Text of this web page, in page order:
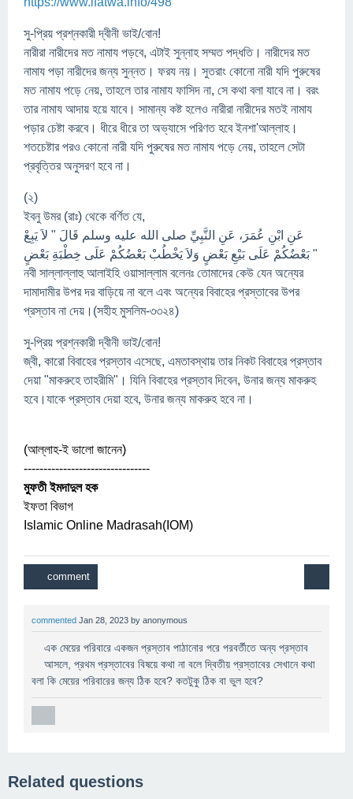
সু-প্রিয় প্রশ্নকারী দ্বীনী ভাই/বোন!
নারীরা নারীদের মত নামায পড়বে, এটাই সুন্নাহ সম্মত পদ্ধতি। নারীদের মত
নামায পড়া নারীদের জন্য সুন্নত। ফরয নয়। সুতরাং কোনো নারী যদি পুরুষের
মত নামায পড়ে নেয়, তাহলে তার নামায ফাসিদ না, সে কথা বলা যাবে না। বরং
তার নামায আদায় হয়ে যাবে। সামান্য কষ্ট হলেও নারীরা নারীদের মতই নামায
পড়ার চেষ্টা করবে। ধীরে ধীরে তা অভ্যাসে পরিণত হবে ইনশা'আল্লাহ।
শতচেষ্টার পরও কোনো নারী যদি পুরুষের মত নামায পড়ে নেয়, তাহলে সেটা
প্রবৃত্তির অনুসরণ হবে না।
(২)
ইবনু উমর (রাঃ) থেকে বর্ণিত যে,
عَنِ ابْنِ عُمَرَ، عَنِ النَّبِيِّ صلى الله عليه وسلم قَالَ " لاَ يَبِعْ
بَعْضُكُمْ عَلَى بَيْعِ بَعْضٍ وَلاَ يَخْطُبْ بَعْضُكُمْ عَلَى خِطْبَةِ بَعْضٍ "
নবী সাল্লাল্লাহু আলাইহি ওয়াসাল্লাম বলেনঃ তোমাদের কেউ যেন অন্যের
দামাদামীর উপর দর বাড়িয়ে না বলে এবং অন্যের বিবাহের প্রস্তাবের উপর
প্রস্তাব না দেয়।(সহীহ মুসলিম-৩৩২৪)
সু-প্রিয় প্রশ্নকারী দ্বীনী ভাই/বোন!
জ্বী, কারো বিবাহের প্রস্তাব এসেছে, এমতাবস্থায় তার নিকট বিবাহের প্রস্তাব
দেয়া "মাকরুহে তাহরীমি"। যিনি বিবাহের প্রস্তাব দিবেন, উনার জন্য মাকরুহ
হবে।যাকে প্রস্তাব দেয়া হবে, উনার জন্য মাকরুহ হবে না।
(আল্লাহ-ই ভালো জানেন)
--------------------------------
মুফতী ইমদাদুল হক
ইফতা বিভাগ
Islamic Online Madrasah(IOM)
commented Jan 28, 2023 by anonymous
এক মেয়ের পরিবারে একজন প্রস্তাব পাঠানোর পরে পরবর্তীতে অন্য প্রস্তাব
আসলে, প্রথম প্রস্তাবের বিষয়ে কথা না বলে দ্বিতীয় প্রস্তাবের সেখানে কথা
বলা কি মেয়ের পরিবারের জন্য ঠিক হবে? কতটুকু ঠিক বা ভুল হবে?
Related questions